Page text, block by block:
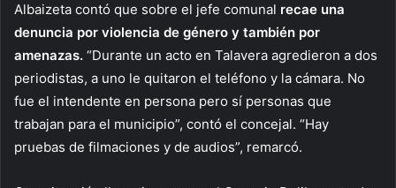
Albaizeta contó que sobre el jefe comunal recae una
denuncia por violencia de género y también por
amenazas. “Durante un acto en Talavera agredieron a dos
periodistas, a uno le quitaron el teléfono y la cámara. No
fue el intendente en persona pero sí personas que
trabajan para el municipio”, contó el concejal. “Hay
pruebas de filmaciones y de audios”, remarcó.